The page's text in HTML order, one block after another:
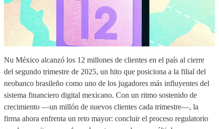
Nu México alcanzó los 12 millones de clientes en el país al cierre
del segundo trimestre de 2025, un hito que posiciona a la filial del
neobanco brasileño como uno de los jugadores más influyentes del
sistema financiero digital mexicano. Con un ritmo sostenido de
crecimiento —un millón de nuevos clientes cada trimestre—, la
firma ahora enfrenta un reto mayor: concluir el proceso regulatorio